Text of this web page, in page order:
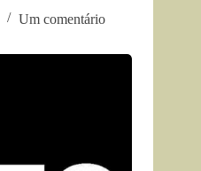
Um comentário